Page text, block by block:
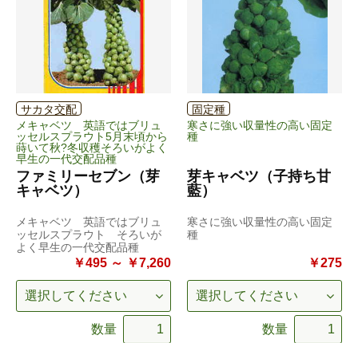
サカタ交配
メキャベツ 英語ではブリュ
ッセルスプラウト5月末頃から
蒔いて秋?冬収穫そろいがよく
早生の一代交配品種
ファミリーセブン（芽
キャベツ）
メキャベツ 英語ではブリュ
ッセルスプラウト そろいが
よく早生の一代交配品種
￥495 ～ ￥7,260
数量
固定種
寒さに強い収量性の高い固定
種
芽キャベツ（子持ち甘
藍）
寒さに強い収量性の高い固定
種
￥275
数量